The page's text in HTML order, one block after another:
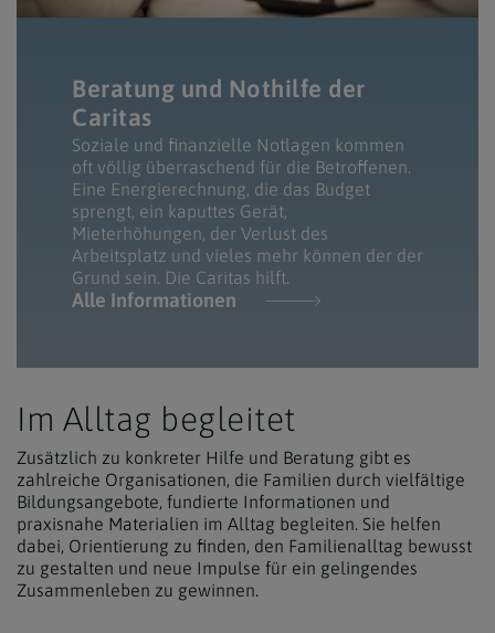
Beratung und Nothilfe der
Caritas
Soziale und finanzielle Notlagen kommen
oft völlig überraschend für die Betroffenen.
Eine Energierechnung, die das Budget
sprengt, ein kaputtes Gerät,
Mieterhöhungen, der Verlust des
Arbeitsplatz und vieles mehr können der der
Grund sein. Die Caritas hilft.
Alle Informationen
Im Alltag begleitet
Zusätzlich zu konkreter Hilfe und Beratung gibt es
zahlreiche Organisationen, die Familien durch vielfältige
Bildungsangebote, fundierte Informationen und
praxisnahe Materialien im Alltag begleiten. Sie helfen
dabei, Orientierung zu finden, den Familienalltag bewusst
zu gestalten und neue Impulse für ein gelingendes
Zusammenleben zu gewinnen.